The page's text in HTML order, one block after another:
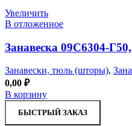
Увеличить
В отложенное
Занавеска 09С6304-
Занавески, тюль (шторы),
0,00 ₽
В корзину
БЫСТРЫЙ ЗАКАЗ